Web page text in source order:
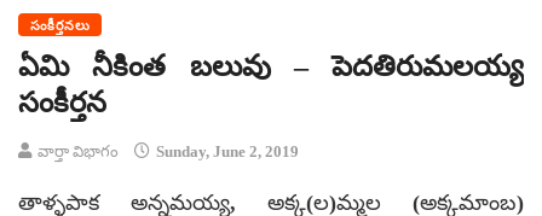
సంకీర్తనలు
ఏమి నీకింత బలువు – పెదతిరుమలయ్య
సంకీర్తన
వార్తా విభాగం Sunday, June 2, 2019
తాళ్ళపాక అన్నమయ్య, అక్క(ల)మ్మల (అక్కమాంబ)